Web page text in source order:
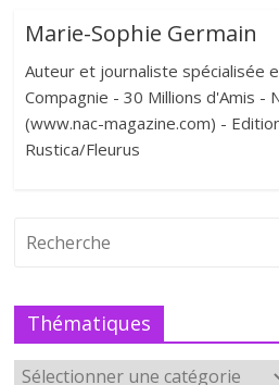
Marie-Sophie Germain
Auteur et journaliste spécialisée
Compagnie - 30 Millions d'Amis -
(www.nac-magazine.com) -
Rustica/Fleurus
Thématiques